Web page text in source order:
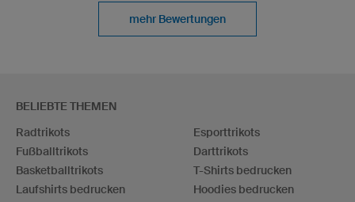
mehr Bewertungen
BELIEBTE THEMEN
Radtrikots
Fußballtrikots
Basketballtrikots
Laufshirts bedrucken
Esporttrikots
Darttrikots
T-Shirts bedrucken
Hoodies bedrucken